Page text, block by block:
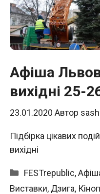
Афіша
вихідні 25-
23.01.2020 Автор
Підбірка цікавих
вихідні
Категорії
FESTrepublic,
Виставки, Дзига,